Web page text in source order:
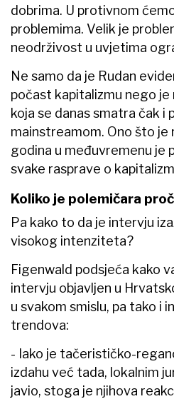
dobrima. U protivnom
problemima. Velik je
neodrživost u uvjetima
Ne samo da je Rudan
počast kapitalizmu nego
koja se danas smatra čak i
mainstreamom. Ono što je
godina u međuvremenu je
svake rasprave o
Koliko je polemičara
Pa kako to da je intervju
visokog intenziteta?
Figenwald podsjeća kako
intervju objavljen u
u svakom smislu, pa tako i
trendova:
- Iako je tačerističko-
izdahu već tada, lokalnim
javio, stoga je njihova